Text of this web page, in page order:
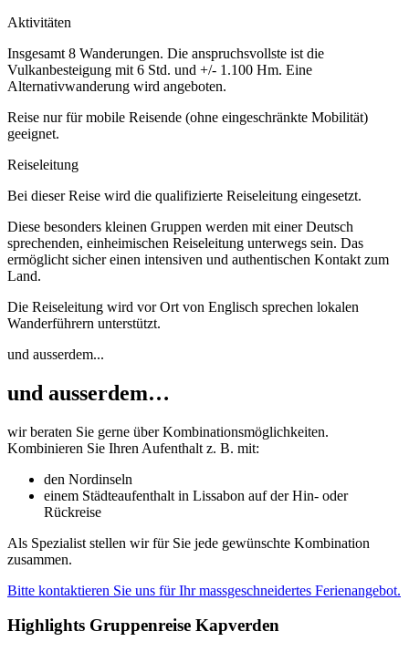
Aktivitäten
Insgesamt 8 Wanderungen. Die anspruchsvollste ist die
Vulkanbesteigung mit 6 Std. und +/- 1.100 Hm. Eine
Alternativwanderung wird angeboten.
Reise nur für mobile Reisende (ohne eingeschränkte Mobilität)
geeignet.
Reiseleitung
Bei dieser Reise wird die qualifizierte Reiseleitung eingesetzt.
Diese besonders kleinen Gruppen werden mit einer Deutsch
sprechenden, einheimischen Reiseleitung unterwegs sein. Das
ermöglicht sicher einen intensiven und authentischen Kontakt zum
Land.
Die Reiseleitung wird vor Ort von Englisch sprechen lokalen
Wanderführern unterstützt.
und ausserdem...
und ausserdem…
wir beraten Sie gerne über Kombinationsmöglichkeiten.
Kombinieren Sie Ihren Aufenthalt z. B. mit:
den Nordinseln
einem Städteaufenthalt in Lissabon auf der Hin- oder
Rückreise
Als Spezialist stellen wir für Sie jede gewünschte Kombination
zusammen.
Bitte kontaktieren Sie uns für Ihr massgeschneidertes Ferienangebot.
Highlights Gruppenreise Kapverden